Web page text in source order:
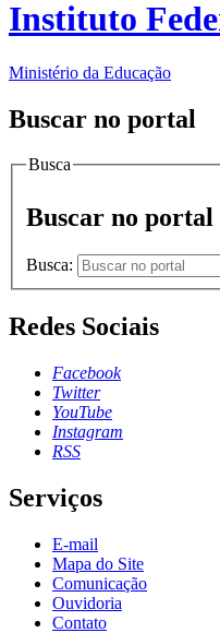
Instituto
Ministério da Educação
Buscar no portal
Busca
Buscar no portal
Busca:
Redes Sociais
Facebook
Twitter
YouTube
Instagram
RSS
Serviços
E-mail
Mapa do Site
Comunicação
Ouvidoria
Contato